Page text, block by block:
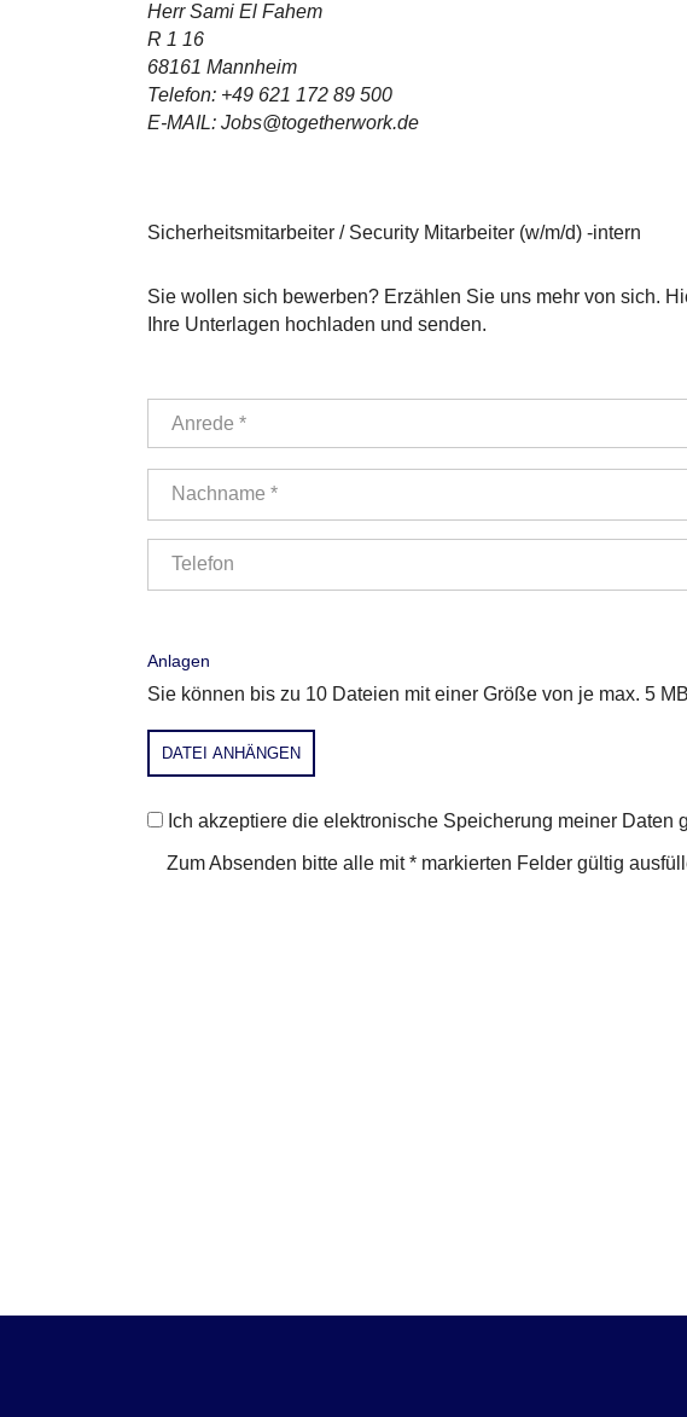
Herr Sami El Fahem
R 1 16
68161 Mannheim
Telefon: +49 621 172 89 500
E-MAIL: Jobs@togetherwork.de
Sicherheitsmitarbeiter / Security Mitarbeiter (w/m/d) -intern
Sie wollen sich bewerben? Erzählen Sie uns mehr von sich.
Ihre Unterlagen hochladen und senden.
Anrede *
Nachname *
Telefon
Anlagen
Sie können bis zu 10 Dateien mit einer Größe von je max. 5
DATEI ANHÄNGEN
Ich akzeptiere die elektronische Speicherung meiner Daten
Zum Absenden bitte alle mit * markierten Felder gültig